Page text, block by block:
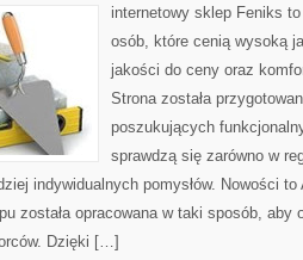
internetowy sklep Feniks
osób, które cenią wysoką
jakości do ceny oraz
Strona została
poszukujących
sprawdzą się zarówno w
indywidualnych pomysłów. Nowości
została opracowana w taki sposób, aby
Dzięki […]